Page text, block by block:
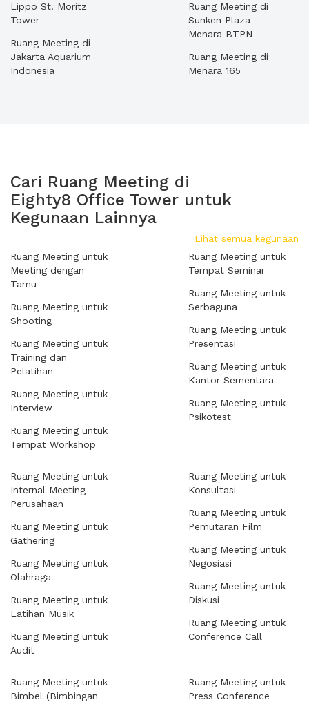
Lippo St. Moritz
Tower
Ruang Meeting di
Jakarta Aquarium
Indonesia
Ruang Meeting di
Sunken Plaza -
Menara BTPN
Ruang Meeting di
Menara 165
Cari Ruang Meeting di
Eighty8 Office Tower untuk
Kegunaan Lainnya
Lihat semua kegunaan
Ruang Meeting untuk
Meeting dengan
Tamu
Ruang Meeting untuk
Shooting
Ruang Meeting untuk
Training dan
Pelatihan
Ruang Meeting untuk
Interview
Ruang Meeting untuk
Tempat Workshop
Ruang Meeting untuk
Tempat Seminar
Ruang Meeting untuk
Serbaguna
Ruang Meeting untuk
Presentasi
Ruang Meeting untuk
Kantor Sementara
Ruang Meeting untuk
Psikotest
Ruang Meeting untuk
Internal Meeting
Perusahaan
Ruang Meeting untuk
Gathering
Ruang Meeting untuk
Olahraga
Ruang Meeting untuk
Latihan Musik
Ruang Meeting untuk
Audit
Ruang Meeting untuk
Konsultasi
Ruang Meeting untuk
Pemutaran Film
Ruang Meeting untuk
Negosiasi
Ruang Meeting untuk
Diskusi
Ruang Meeting untuk
Conference Call
Ruang Meeting untuk
Bimbel (Bimbingan
Ruang Meeting untuk
Press Conference